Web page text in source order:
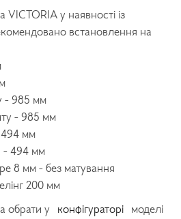
VICTORIA у наявності із
встановлення на
- 985 мм
- 985 мм
494 мм
- 494 мм
8 мм - без матування
200 мм
обрати у конфігураторі моделі